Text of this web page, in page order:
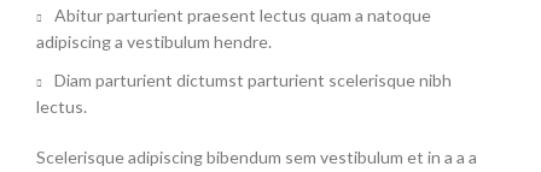
Abitur parturient praesent lectus quam a natoque
adipiscing a vestibulum hendre.
Diam parturient dictumst parturient scelerisque nibh
lectus.
Scelerisque adipiscing bibendum sem vestibulum et in a a a